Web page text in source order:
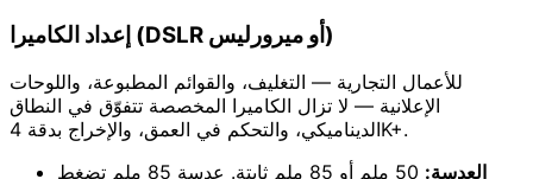
إعداد الكاميرا (DSLR أو ميرورليس)
للأعمال التجارية — التغليف، والقوائم المطبوعة، واللوحات
الإعلانية — لا تزال الكاميرا المخصصة تتفوّق في النطاق
الديناميكي، والتحكم في العمق، والإخراج بدقة 4K+.
العدسة:
50 ملم أو 85 ملم ثابتة. عدسة 85 ملم تضغط